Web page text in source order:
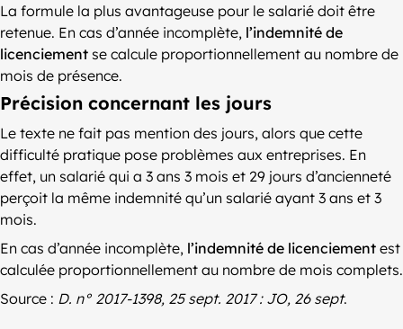
La formule la plus avantageuse pour le salarié doit être
retenue. En cas d’année incomplète, l’indemnité de
licenciement se calcule proportionnellement au nombre de
mois de présence.
Précision concernant les jours
Le texte ne fait pas mention des jours, alors que cette
difficulté pratique pose problèmes aux entreprises. En
effet, un salarié qui a 3 ans 3 mois et 29 jours d’ancienneté
perçoit la même indemnité qu’un salarié ayant 3 ans et 3
mois.
En cas d’année incomplète, l’indemnité de licenciement est
calculée proportionnellement au nombre de mois complets.
Source : D. n° 2017-1398, 25 sept. 2017 : JO, 26 sept.